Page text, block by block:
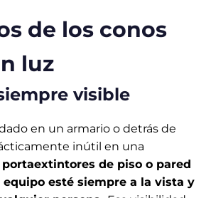
de los conos
luz
visible
en un armario o detrás de
inútil en una
portaextintores de piso o pared
equipo esté siempre a la vista y